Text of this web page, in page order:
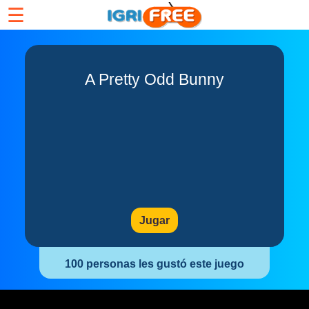
☰
A Pretty Odd Bunny
Jugar
100 personas les gustó este juego